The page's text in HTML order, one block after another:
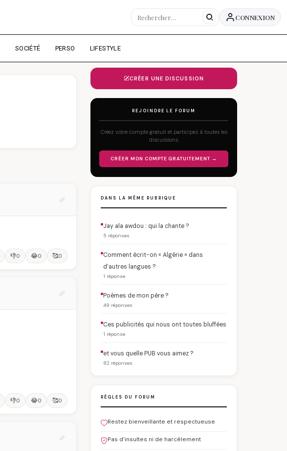
CONNEXION
SOCIÉTÉ PERSO LIFESTYLE
👎0 😂0 🥰0
👎0 😂0 🥰0
CRÉER UNE DISCUSSION
REJOINDRE LE FORUM
Créez votre compte gratuit et participez à toutes les
discussions.
CRÉER MON COMPTE GRATUITEMENT →
DANS LA MÊME RUBRIQUE
Jay ala awdou : qui la chante ?
5 réponses
Comment écrit-on « Algérie » dans
d’autres langues ?
1 réponse
Poèmes de mon père ?
49 réponses
Ces publicités qui nous ont toutes bluffées
1 réponse
et vous quelle PUB vous aimez ?
82 réponses
RÈGLES DU FORUM
Restez bienveillante et respectueuse
Pas d'insultes ni de harcèlement